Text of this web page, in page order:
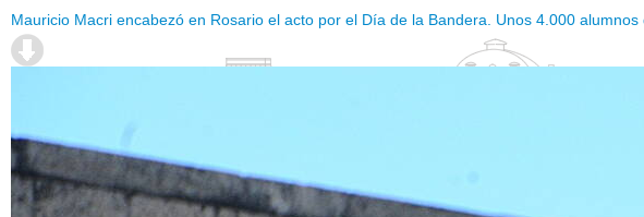
Mauricio Macri encabezó en Rosario el acto por el Día de la Bandera. Unos 4.000